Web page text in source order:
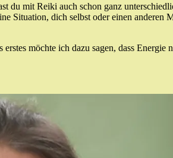
du mit Reiki auch schon ganz
Situation, dich selbst oder einen
möchte ich dazu sagen, dass